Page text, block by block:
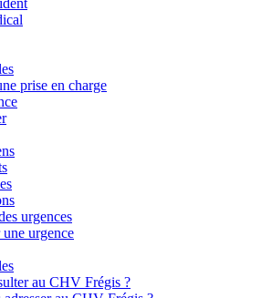
prise en charge
urgences
urgence
au CHV Frégis ?